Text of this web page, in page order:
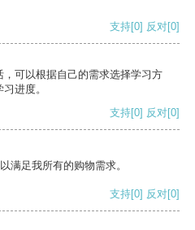
支持[0] 反对[0]
可以根据自己的需求选择学习方
进度。
支持[0] 反对[0]
满足我所有的购物需求。
支持[0] 反对[0]